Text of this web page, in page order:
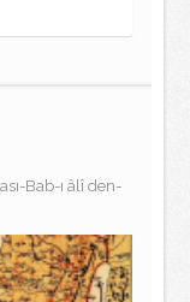
Bab-ı âlî den-